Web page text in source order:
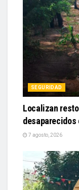
SEGURIDAD
Localizan
desaparecidos
7 agosto, 2026